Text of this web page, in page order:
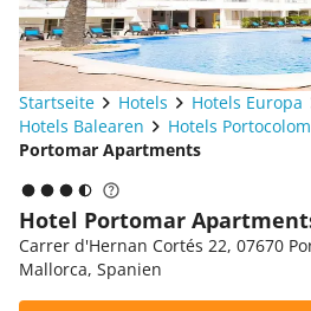
Startseite Hotels Hotels Europa
Hotels Balearen
Hotels Portocolom
Portomar Apartments
Hotel Portomar
Carrer d'Hernan Cortés 22, 07670
Mallorca, Spanien